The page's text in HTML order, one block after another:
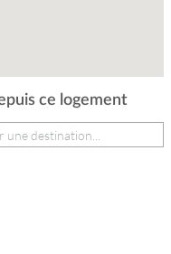
ce logement